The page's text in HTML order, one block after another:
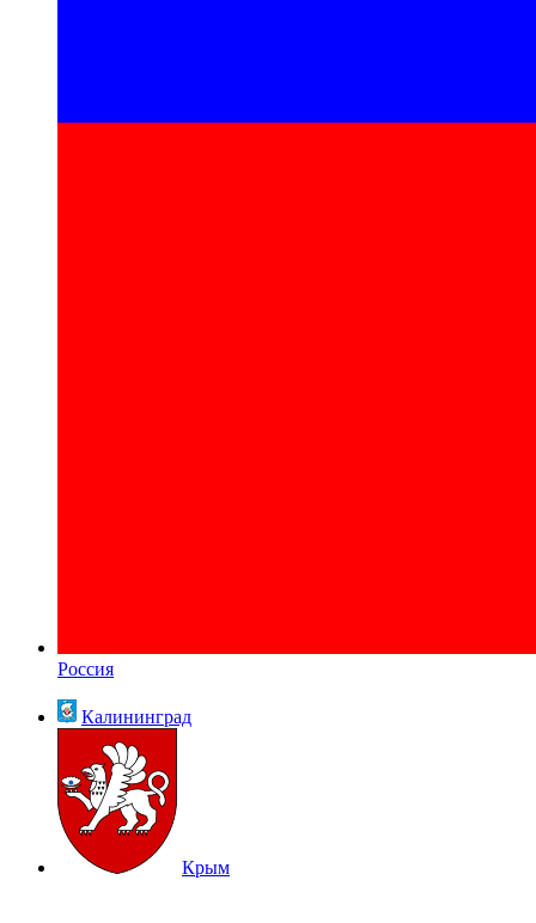
Россия
Калининград
Крым